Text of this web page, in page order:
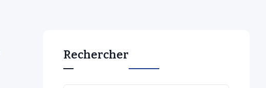
Rechercher